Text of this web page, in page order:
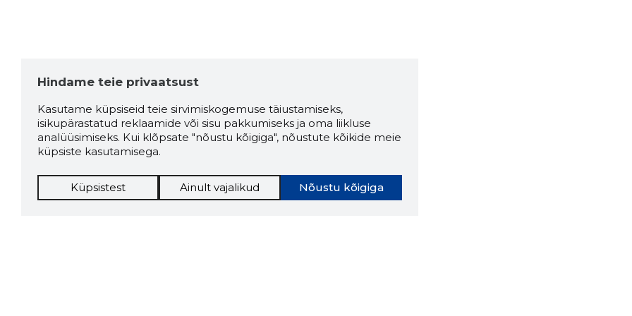
Hindame teie privaatsust
Kasutame küpsiseid teie sirvimiskogemuse täiustamiseks,
isikupärastatud reklaamide või sisu pakkumiseks ja oma liikluse
analüüsimiseks. Kui klõpsate "nõustu kõigiga", nõustute kõikide meie
küpsiste kasutamisega.
Nõustu kõigiga
Küpsistest Ainult vajalikud